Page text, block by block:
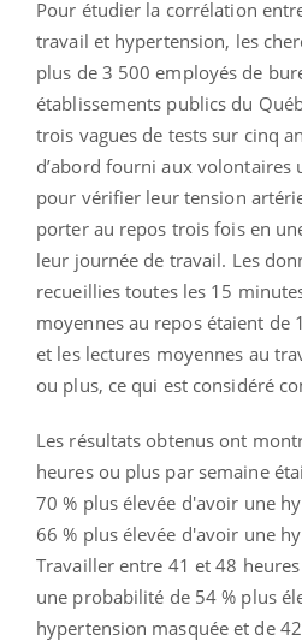
Pour étudier la corrélation
travail et hypertension, les
plus de 3 500 employés de
établissements publics du
trois vagues de tests sur cinq
d’abord fourni aux
pour vérifier leur tension
porter au repos trois fois en
leur journée de travail. Les
recueillies toutes les 15
moyennes au repos étaient de
et les lectures moyennes au
ou plus, ce qui est considéré
Les résultats obtenus ont
heures ou plus par semaine
70 % plus élevée d'avoir une
66 % plus élevée d'avoir une
Travailler entre 41 et 48
une probabilité de 54 % plus
hypertension masquée et de